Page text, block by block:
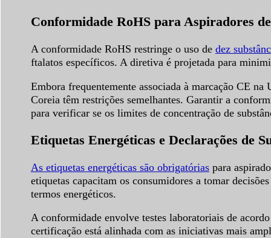
Conformidade RoHS para Aspiradores
A conformidade RoHS restringe o uso de dez
ftalatos específicos. A diretiva é projetada para
Embora frequentemente associada à marcação CE
Coreia têm restrições semelhantes. Garantir a
para verificar se os limites de concentração de
Etiquetas Energéticas e Declarações de
As etiquetas energéticas são obrigatóriaspara
etiquetas capacitam os consumidores a tomar
termos energéticos.
A conformidade envolve testes laboratoriais de
certificação está alinhada com as iniciativas mais